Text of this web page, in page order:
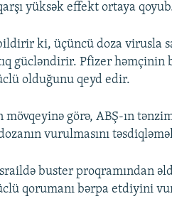
yüksək effekt ortaya
ki, üçüncü doza virusla
gücləndirir. Pfizer
olduğunu qeyd edir.
mövqeyinə görə, ABŞ-ın
vurulmasını
buster proqramından
qorumanı bərpa etdiyini